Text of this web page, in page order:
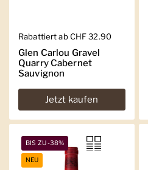
Regulärer Preis
Rabattiert ab CHF 32.90
Glen Carlou Gravel
Quarry Cabernet
Sauvignon
Jetzt kaufen
BIS ZU -38%
NEU